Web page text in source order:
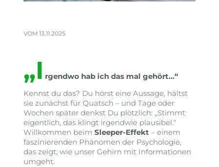
VOM 13.11.2025
„I rgendwo hab ich das mal gehört…“
Kennst du das? Du hörst eine Aussage, hältst
sie zunächst für Quatsch – und Tage oder
Wochen später denkst Du plötzlich: „Stimmt
eigentlich, das klingt irgendwie plausibel.“
Willkommen beim Sleeper-Effekt – einem
faszinierenden Phänomen der Psychologie,
das zeigt, wie unser Gehirn mit Informationen
umgeht.